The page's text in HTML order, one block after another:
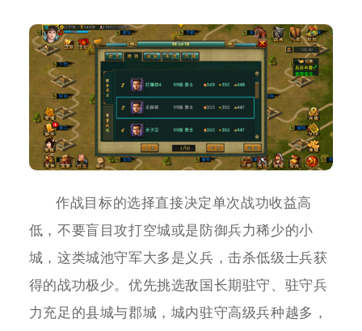
作战目标的选择直接决定单次战功收益高
低，不要盲目攻打空城或是防御兵力稀少的小
城，这类城池守军大多是义兵，击杀低级士兵获
得的战功极少。优先挑选敌国长期驻守、驻守兵
力充足的县城与郡城，城内驻守高级兵种越多，